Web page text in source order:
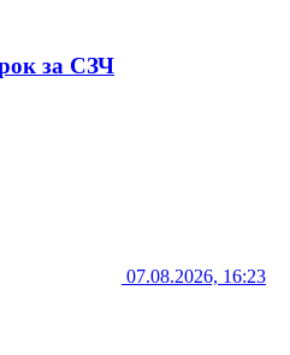
за СЗЧ
07.08.2026, 16:23